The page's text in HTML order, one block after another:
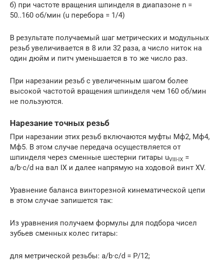
б) при частоте вращения шпинделя в диапазоне n =
50..160 об/мин (u перебора = 1/4)
В результате получаемый шаг метрических и модульных
резьб увеличивается в 8 или 32 раза, а число ниток на
один дюйм и питч уменьшается в то же число раз.
При нарезании резьб с увеличенным шагом более
высокой частотой вращения шпинделя чем 160 об/мин
не пользуются.
Нарезание точных резьб
При нарезании этих резьб включаются муфты Мф2, Мф4,
Мф5. В этом случае передача осуществляется от
шпинделя через сменные шестерни гитары uVIII-IX =
a/b·c/d на вал IX и далее напрямую на ходовой винт XV.
Уравнение баланса винторезной кинематической цепи
в этом случае запишется так:
Из уравнения получаем формулы для подбора чисел
зубьев сменных колес гитары:
для метрической резьбы: a/b·c/d = P/12;